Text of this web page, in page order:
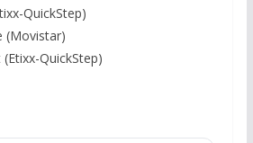
QuickStep)
(Movistar)
QuickStep)